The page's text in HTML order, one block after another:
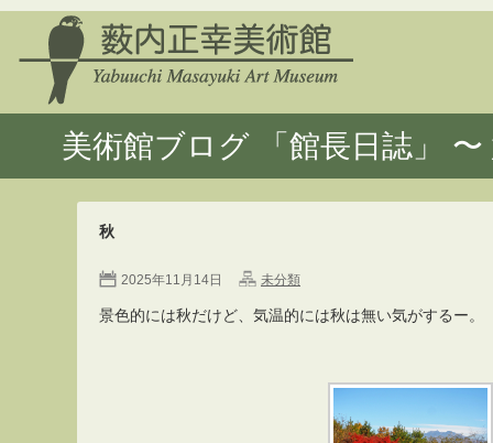
美術館ブログ 「館長日誌」
秋
2025年11月14日 未分類
景色的には秋だけど、気温的には秋は無い気がするー。